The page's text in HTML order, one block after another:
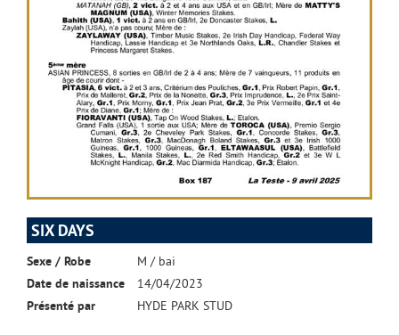
SIX DAYS
Sexe / Robe
M / bai
Date de naissance
14/04/2023
Présenté par
HYDE PARK STUD